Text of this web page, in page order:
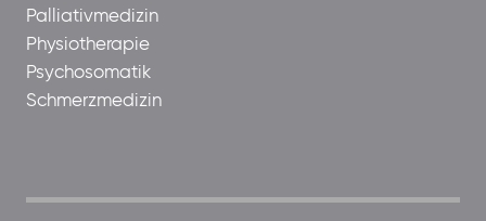
Palliativmedizin
Physiotherapie
Psychosomatik
Schmerzmedizin